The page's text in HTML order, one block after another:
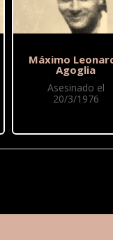
Máximo
Agoglia
Asesinado el
20/3/1976